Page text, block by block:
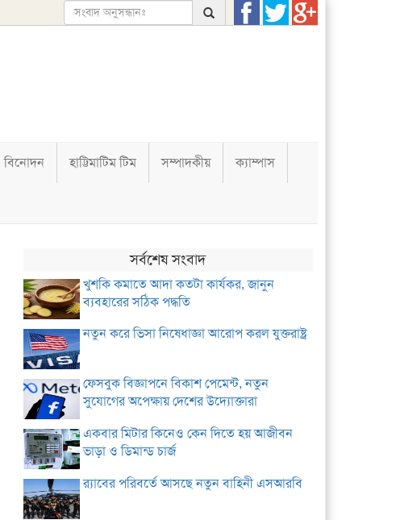
বিনোদন হাট্টিমাটিম টিম সম্পাদকীয় ক্যাম্পাস
সর্বশেষ সংবাদ
খুশকি কমাতে আদা কতটা কার্যকর, জানুন
ব্যবহারের সঠিক পদ্ধতি
নতুন করে ভিসা নিষেধাজ্ঞা আরোপ করল যুক্তরাষ্ট্র
ফেসবুক বিজ্ঞাপনে বিকাশ পেমেন্ট, নতুন
সুযোগের অপেক্ষায় দেশের উদ্যোক্তারা
একবার মিটার কিনেও কেন দিতে হয় আজীবন
ভাড়া ও ডিমান্ড চার্জ
র‌্যাবের পরিবর্তে আসছে নতুন বাহিনী এসআরবি